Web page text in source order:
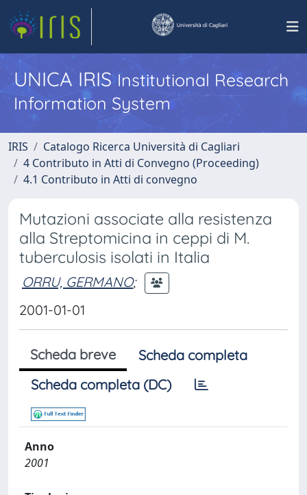
UNICA IRISInstitutional Research
Information System
IRIS
Catalogo Ricerca Università di Cagliari
4 Contributo in Atti di Convegno (Proceeding)
4.1 Contributo in Atti di convegno
Mutazioni associate alla resistenza
alla Streptomicina in ceppi di M.
tuberculosis isolati in Italia
ORRU, GERMANO;
2001-01-01
Scheda breve
Scheda completa
Scheda completa (DC)
Anno
2001